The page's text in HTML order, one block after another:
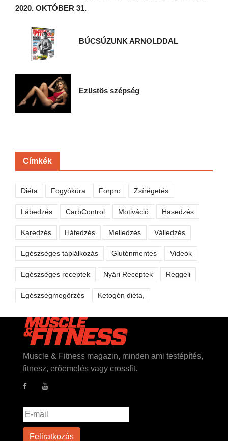
2020. OKTÓBER 31.
BÚCSÚZUNK ARNOLDDAL
Ezüstös szépség
Címkék
Diéta Fogyókúra Forpro Zsírégetés
Lábedzés CarbControl Motiváció Hasedzés
Karedzés Hátedzés Melledzés Válledzés
Egészséges táplálkozás Gluténmentes Videók
Egészséges receptek Nyári Receptek Reggeli
Egészségmegőrzés Ketogén diéta,
Muscle & Fitness magazin, minden ami testépítés,
fitnesz, erőemelés vagy crossfit.